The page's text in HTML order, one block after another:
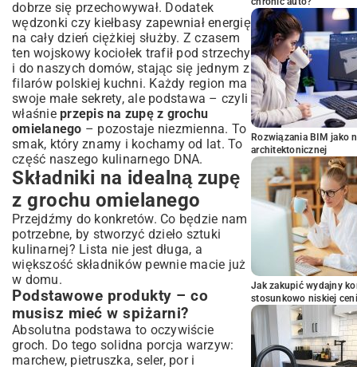
dobrze się przechowywał. Dodatek
wędzonki czy kiełbasy zapewniał energię
na cały dzień ciężkiej służby. Z czasem
ten wojskowy kociołek trafił pod strzechy
i do naszych domów, stając się jednym z
filarów polskiej kuchni. Każdy region ma
swoje małe sekrety, ale podstawa – czyli
właśnie przepis na zupę z grochu
omielanego – pozostaje niezmienna. To
smak, który znamy i kochamy od lat. To
część naszego kulinarnego DNA.
Składniki na idealną zupę
z grochu omielanego
Przejdźmy do konkretów. Co będzie nam
potrzebne, by stworzyć dzieło sztuki
kulinarnej? Lista nie jest długa, a
większość składników pewnie macie już
w domu.
Podstawowe produkty – co
musisz mieć w spiżarni?
Absolutna podstawa to oczywiście
groch. Do tego solidna porcja warzyw:
marchew, pietruszka, seler, por i
Rozwiązania BIM jako
architektonicznej
Jak zakupić wydajny
stosunkowo niskiej